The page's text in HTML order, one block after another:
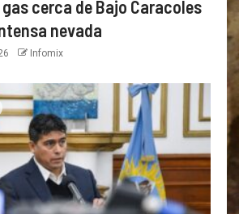
cerca de Bajo Caracoles
nevada
Infomix